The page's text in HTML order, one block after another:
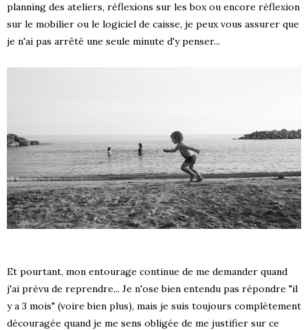
planning des ateliers, réflexions sur les box ou encore réflexion
sur le mobilier ou le logiciel de caisse, je peux vous assurer que
je n'ai pas arrêté une seule minute d'y penser...
Et pourtant, mon entourage continue de me demander quand
j'ai prévu de reprendre... Je n'ose bien entendu pas répondre "il
y a 3 mois" (voire bien plus), mais je suis toujours complètement
découragée quand je me sens obligée de me justifier sur ce